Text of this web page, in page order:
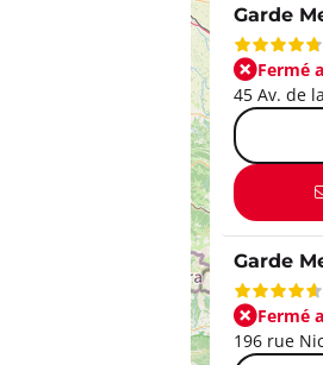
Garde
Fermé
45 Av. de
Garde
Fermé
196 rue